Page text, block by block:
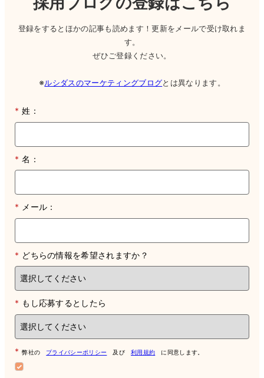
登録をするとほかの記事も読めます！更新をメールで受け取れま
す。
ぜひご登録ください。
※ルシダスのマーケティングブログとは異なります。
* 姓：
* 名：
* メール：
* どちらの情報を希望されますか？
* もし応募するとしたら
* 弊社の プライバシーポリシー 及び 利用規約 に同意します。